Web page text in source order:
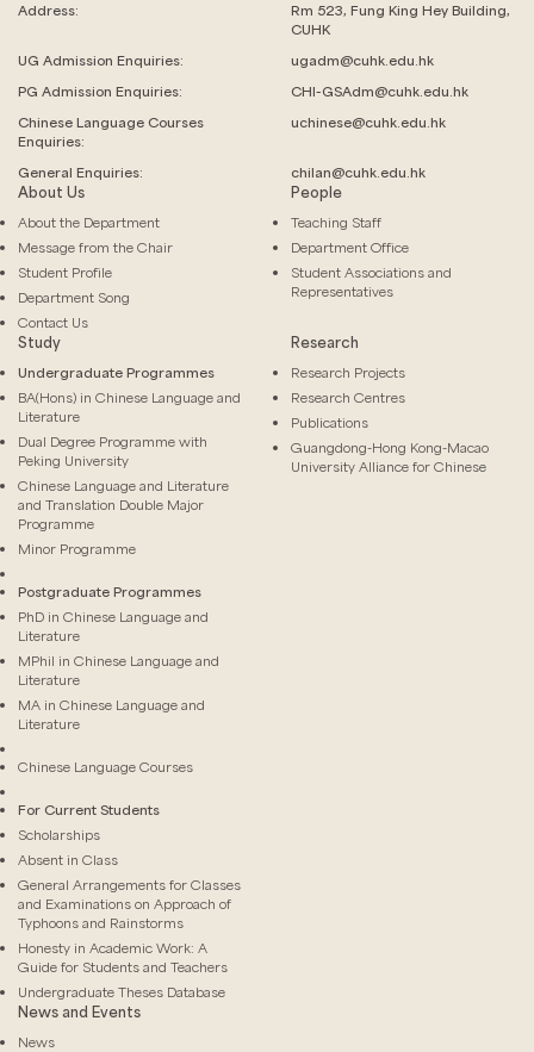
Address:
Rm 523, Fung King Hey Building,
CUHK
UG Admission Enquiries:
ugadm@cuhk.edu.hk
PG Admission Enquiries:
CHI-GSAdm@cuhk.edu.hk
Chinese Language Courses
Enquiries:
uchinese@cuhk.edu.hk
General Enquiries: chilan@cuhk.edu.hk
About Us
About the Department
Message from the Chair
Student Profile
Department Song
Contact Us
People
Teaching Staff
Department Office
Student Associations and
Representatives
Study
Undergraduate Programmes
BA(Hons) in Chinese Language and
Literature
Dual Degree Programme with
Peking University
Chinese Language and Literature
and Translation Double Major
Programme
Minor Programme
Postgraduate Programmes
PhD in Chinese Language and
Literature
MPhil in Chinese Language and
Literature
MA in Chinese Language and
Literature
Chinese Language Courses
For Current Students
Scholarships
Absent in Class
General Arrangements for Classes
and Examinations on Approach of
Typhoons and Rainstorms
Honesty in Academic Work: A
Guide for Students and Teachers
Undergraduate Theses Database
Research
Research Projects
Research Centres
Publications
Guangdong-Hong Kong-Macao
University Alliance for Chinese
News and Events
News